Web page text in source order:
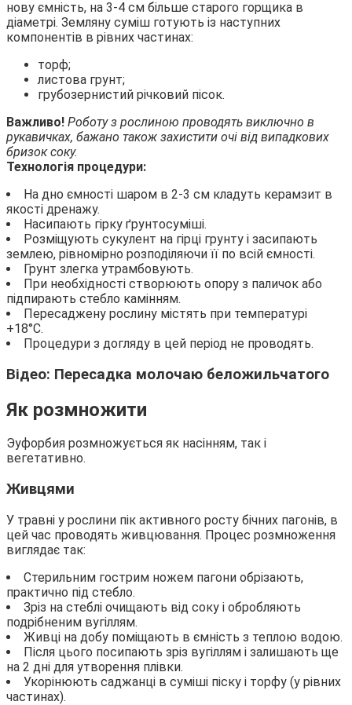
нову ємність, на 3-4 см більше старого горщика в
діаметрі. Земляну суміш готують із наступних
компонентів в рівних частинах:
торф;
листова грунт;
грубозернистий річковий пісок.
Важливо! Роботу з рослиною проводять виключно в
рукавичках, бажано також захистити очі від випадкових
бризок соку.
Технологія процедури:
На дно ємності шаром в 2-3 см кладуть керамзит в
якості дренажу.
Насипають гірку ґрунтосуміші.
Розміщують сукулент на гірці грунту і засипають
землею, рівномірно розподіляючи її по всій ємності.
Грунт злегка утрамбовують.
При необхідності створюють опору з паличок або
підпирають стебло камінням.
Пересаджену рослину містять при температурі
+18°С.
Процедури з догляду в цей період не проводять.
Відео: Пересадка молочаю беложильчатого
Як розмножити
Эуфорбия розмножується як насінням, так і
вегетативно.
Живцями
У травні у рослини пік активного росту бічних пагонів, в
цей час проводять живцювання. Процес розмноження
виглядає так:
Стерильним гострим ножем пагони обрізають,
практично під стебло.
Зріз на стеблі очищають від соку і обробляють
подрібненим вугіллям.
Живці на добу поміщають в ємність з теплою водою.
Після цього посипають зріз вугіллям і залишають ще
на 2 дні для утворення плівки.
Укорінюють саджанці в суміші піску і торфу (у рівних
частинах).